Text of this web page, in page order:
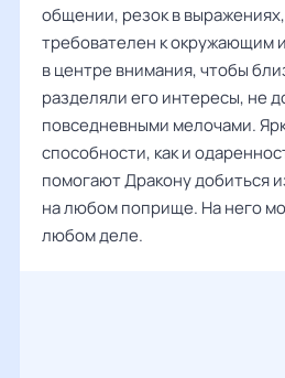
общении, резок в
требователен к окружающим
в центре внимания, чтобы
разделяли его интересы, не
повседневными мелочами.
способности, как и
помогают Дракону добиться
на любом поприще. На него
любом деле.